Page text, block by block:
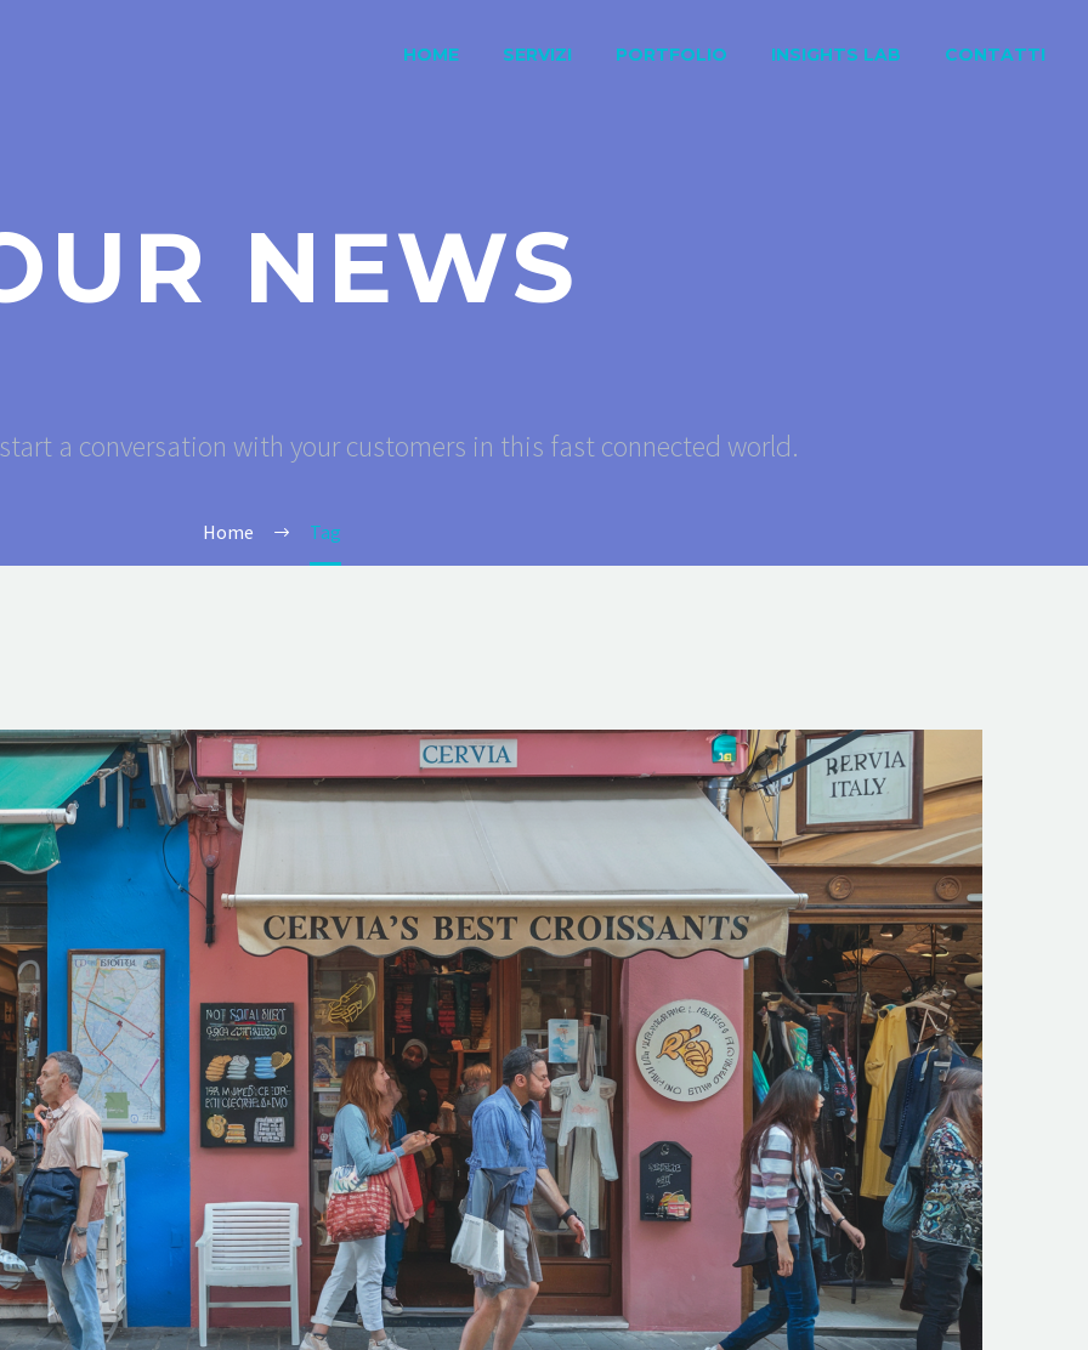
HOME SERVIZI PORTFOLIO INSIGHTS LAB CONTATTI
NEWS
a conversation with your customers in this fast connected world.
Home Tag